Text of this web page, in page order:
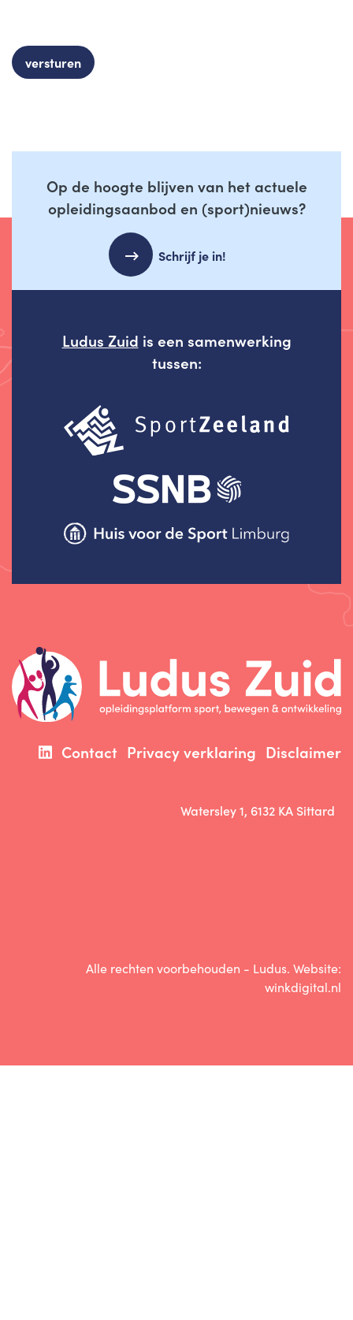
Op de hoogte blijven van het actuele
opleidingsaanbod en (sport)nieuws?
Schrijf je in!
Ludus Zuid is een samenwerking
tussen:
Contact Privacy verklaring Disclaimer
Watersley 1, 6132 KA Sittard
Alle rechten voorbehouden - Ludus. Website:
winkdigital.nl